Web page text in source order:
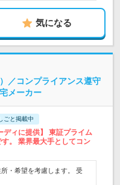
気になる
／コンプライアンス遵守
メーカー
ごと掲載中
ディに提供】 東証プライム
。 業界最大手としてコン
・希望を考慮します。 受